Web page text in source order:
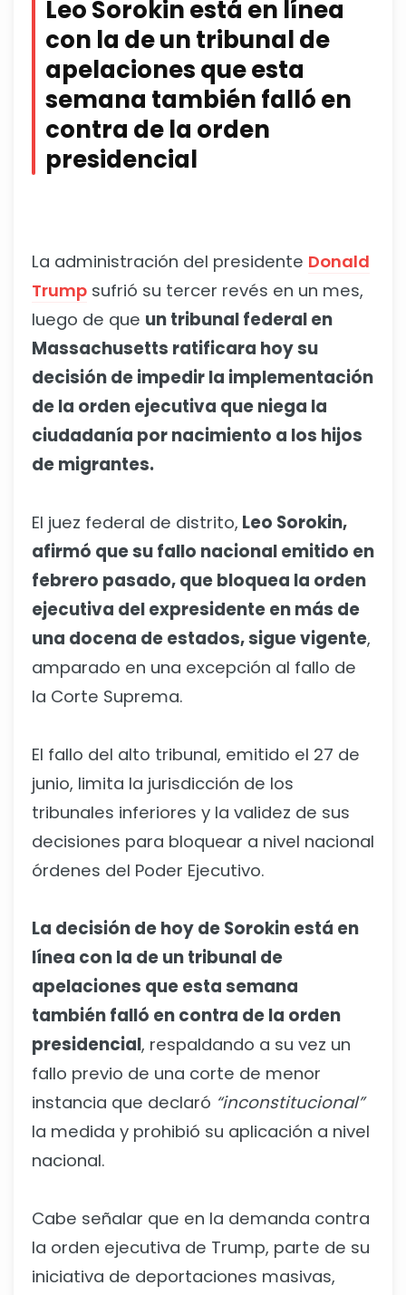
Leo Sorokin está en línea
con la de un tribunal de
apelaciones que esta
semana también falló en
contra de la orden
presidencial
La administración del presidente Donald
Trump sufrió su tercer revés en un mes,
luego de que un tribunal federal en
Massachusetts ratificara hoy su
decisión de impedir la implementación
de la orden ejecutiva que niega la
ciudadanía por nacimiento a los hijos
de migrantes.
El juez federal de distrito, Leo Sorokin,
afirmó que su fallo nacional emitido en
febrero pasado, que bloquea la orden
ejecutiva del expresidente en más de
una docena de estados, sigue vigente,
amparado en una excepción al fallo de
la Corte Suprema.
El fallo del alto tribunal, emitido el 27 de
junio, limita la jurisdicción de los
tribunales inferiores y la validez de sus
decisiones para bloquear a nivel nacional
órdenes del Poder Ejecutivo.
La decisión de hoy de Sorokin está en
línea con la de un tribunal de
apelaciones que esta semana
también falló en contra de la orden
presidencial, respaldando a su vez un
fallo previo de una corte de menor
instancia que declaró “inconstitucional”
la medida y prohibió su aplicación a nivel
nacional.
Cabe señalar que en la demanda contra
la orden ejecutiva de Trump, parte de su
iniciativa de deportaciones masivas,